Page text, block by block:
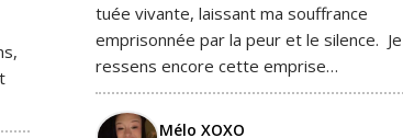
tuée vivante, laissant ma souffrance
emprisonnée par la peur et le silence. Je
ressens encore cette emprise…
Mélo XOXO